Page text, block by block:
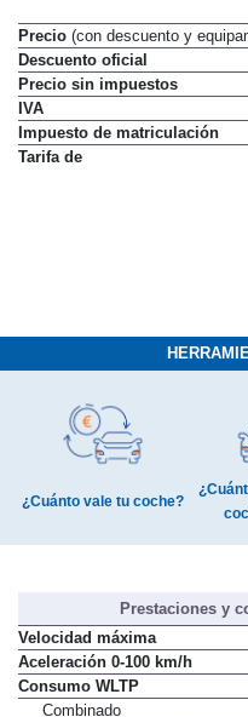
Precio(con descuento y
Descuento oficial
Precio sin impuestos
IVA
Impuesto de matriculación
Prestaciones y
Velocidad máxima
Aceleración 0-100 km/h
Consumo WLTP